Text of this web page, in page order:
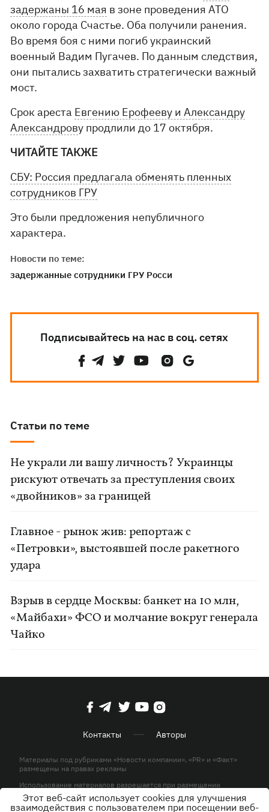
задержаны 16 мая в зоне проведения АТО
около города Счастье. Оба получили ранения.
Во время боя с ними погиб украинский
военный Вадим Пугачев. По данным следствия,
они пытались захватить стратегически важный
мост.
Срок ареста Евгению Ерофееву и Александру
Александрову продлили до 17 октября.
ЧИТАЙТЕ ТАКЖЕ
СБУ: Россия предлагала обменять пленных
сотрудников ГРУ
Это были предложения непубличного
характера.
Новости по теме:
задержанные сотрудники ГРУ Росси
Подписывайтесь на нас в соц. сетях
Статьи по теме
Не украли ли вашу личность? Украинцы
рискуют отвечать за преступления своих
«двойников» за границей
Главное - рынок жив: репортаж с
«Петровки», выстоявшей после ракетного
удара
Взрыв в сердце Москвы: банкет на 10 млн,
«Майбахи» ФСО и молчание вокруг генерала
Чайко
Контакты Авторы
Материалы под рубриками «Новости компании», «PR» и «Факт»
размещены на правах рекламы
Использование материалов разрешается при размещении
активной гиперссылки на KP.UA в первом абзаце.
© ООО «ЮЛАВ МЕДИА»,2026. Все права защищены.
Этот веб-сайт использует cookies для улучшения
взаимодействия с пользователем при посещении веб-